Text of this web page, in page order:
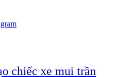
chiếc xe mui trần